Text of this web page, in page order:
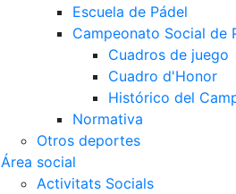
Escuela de Pádel
Campeonato Social de
Cuadros de juego
Cuadro d'Honor
Histórico del
Normativa
Otros deportes
Área social
Activitats Socials